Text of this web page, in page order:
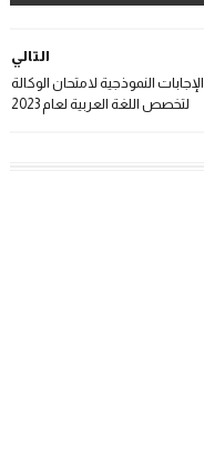
التالي
الإجابات النموذجية لامتحان الوكالة
لتخصص اللغة العربية لعام 2023